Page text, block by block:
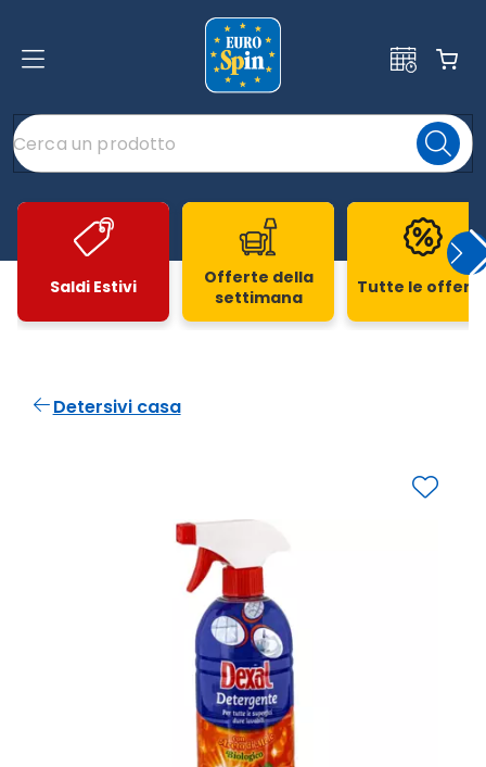
Saldi Estivi
Offerte della
settimana
Tutte le
Detersivi casa